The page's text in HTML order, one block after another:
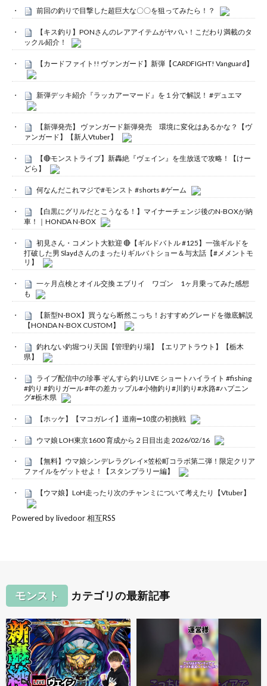
前回の釣りで目撃した超巨大な〇〇を狙ってみたら！？
【キス釣り】PONさんのレアアイテムがヤバい！こだわり満載のタ
ックル紹介！
【カードファイト!! ヴァンガード】新弾【CARDFIGHT! Vanguard】
新弾デッキ紹介『ラッカアーマード』を１分で解説！ #デュエマ
【新弾発売】 ヴァンガード新弾発売 環境に変化はあるかな？【ヴ
ァンガード】【新人Vtuber】
【🔴モンストライブ】新轟絶『ヴェイン』を生放送で攻略！【けー
どら】
何なんだこれマジで#モンスト #shorts #ゲーム
【白黒にグリルだとこうなる！】マイナーチェンジ後のN-BOXが納
車！｜HONDA N-BOX
初見さん・コメント大歓迎 🔴【ギルドバトル #125】一強ギルドを
打破した男 Slaydさんのまったりギルバトショー＆与太話【#メメントモ
リ】
一ヶ月点検とオイル交換 エブリイ ワゴン 1ヶ月乗ってみた感想
も
【新型N-BOX】買うなら断然こっち！おすすめグレードを徹底解説
【HONDA N-BOX CUSTOM】
釣れない釣堀つり天国【管理釣り場】【エリアトラウト】【栃木
県】
ライブ配信中の珍事 ぞんすら釣りLIVE ショートハイライト #fishing
#釣り #釣りガール #年の差カップル#小物釣り#川釣り#水路#ハプニン
グ#栃木県
【ホッケ】【マコガレイ】道南➖10度の初挑戦
ウマ娘 LOH東京1600 育成から２日目出走 2026/02/16
【無料】ウマ娘シンデレラグレイ×笠松町コラボ第二弾！限定クリア
ファイルをゲットせよ！【スタンプラリー編】
【ウマ娘】LoH走ったり次のチャンミについて考えたり【Vtuber】
Powered by livedoor 相互RSS
モンスト カテゴリの最新記事